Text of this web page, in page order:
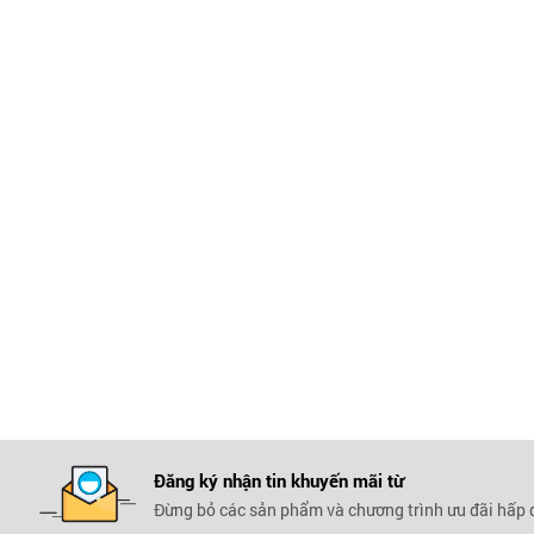
Đăng ký nhận tin khuyến mãitừ
Đừng bỏ các sản phẩm và chương trình ưu đãi hấp